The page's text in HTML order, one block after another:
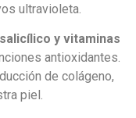
ultravioleta.
y vitaminas
antioxidantes.
de colágeno,
piel.